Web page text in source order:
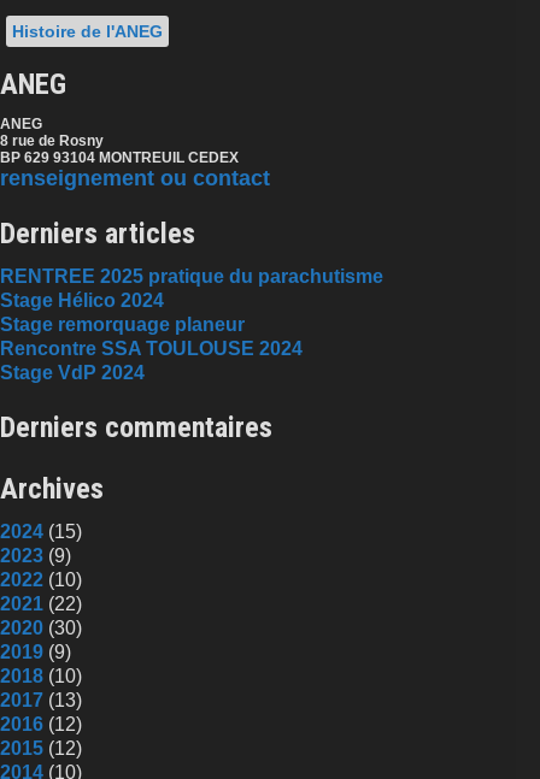
Histoire de l'ANEG
ANEG
ANEG
8 rue de Rosny
BP 629 93104 MONTREUIL CEDEX
renseignement ou contact
Derniers articles
RENTREE 2025 pratique du parachutisme
Stage Hélico 2024
Stage remorquage planeur
Rencontre SSA TOULOUSE 2024
Stage VdP 2024
Derniers commentaires
Archives
2024 (15)
2023 (9)
2022 (10)
2021 (22)
2020 (30)
2019 (9)
2018 (10)
2017 (13)
2016 (12)
2015 (12)
2014 (10)